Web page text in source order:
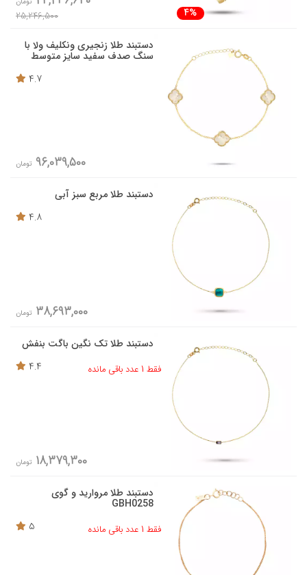
4%
25,246,500
دستبند طلا زنجیری ونکلیف ولا با
سنگ صدف سفید سایز متوسط
4.7
96,039,500 تومان
دستبند طلا مربع سبز آبی
4.8
38,693,000 تومان
دستبند طلا تک نگین باگت بنفش
فقط 1 عدد باقی مانده
4.4
18,379,300 تومان
دستبند طلا مروارید و گوی
GBH0258
فقط 1 عدد باقی مانده
5